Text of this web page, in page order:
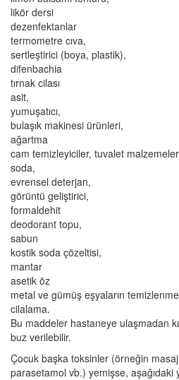
likör dersi
dezenfektanlar
termometre cıva,
sertleştirici (boya, plastik),
difenbachia
tırnak cilası
asit,
yumuşatıcı,
bulaşık makinesi ürünleri,
ağartma
cam temizleyiciler, tuvalet
soda,
evrensel deterjan,
görüntü geliştirici,
formaldehit
deodorant topu,
sabun
kostik soda çözeltisi,
mantar
asetik öz
metal ve gümüş eşyaların
cilalama.
Bu maddeler hastaneye ulaşmadan
buz verilebilir.
Çocuk başka toksinler (örneğin
parasetamol vb.) yemişse, aşağıdaki